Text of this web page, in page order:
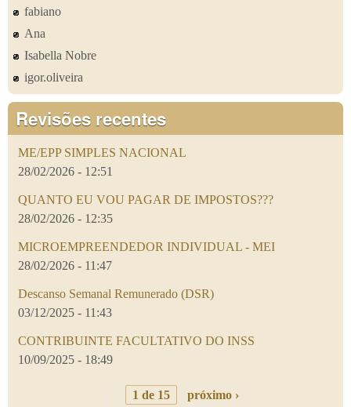
fabiano
Ana
Isabella Nobre
igor.oliveira
Revisões recentes
ME/EPP SIMPLES NACIONAL
28/02/2026 - 12:51
QUANTO EU VOU PAGAR DE IMPOSTOS???
28/02/2026 - 12:35
MICROEMPREENDEDOR INDIVIDUAL - MEI
28/02/2026 - 11:47
Descanso Semanal Remunerado (DSR)
03/12/2025 - 11:43
CONTRIBUINTE FACULTATIVO DO INSS
10/09/2025 - 18:49
1 de 15
próximo ›